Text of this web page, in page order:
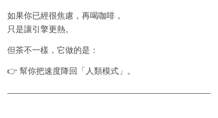
如果你已經很焦慮，再喝咖啡，
只是讓引擎更熱。
但茶不一樣，它做的是：
👉 幫你把速度降回「人類模式」。